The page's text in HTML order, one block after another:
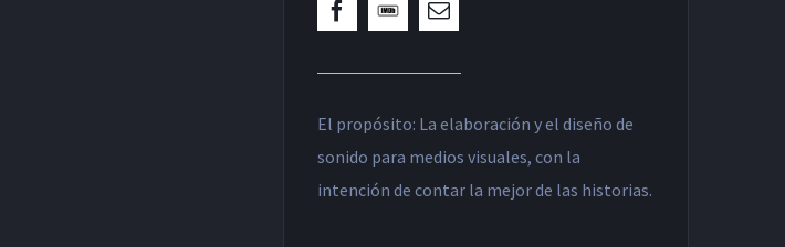
El propósito: La elaboración y el diseño de
sonido para medios visuales, con la
intención de contar la mejor de las historias.